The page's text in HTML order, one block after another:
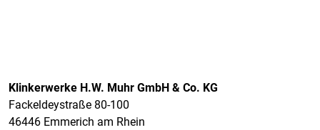
Klinkerwerke H.W. Muhr GmbH & Co. KG
Fackeldeystraße 80-100
46446 Emmerich am Rhein